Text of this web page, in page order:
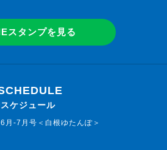
スタンプを見る
ケジュール
月-7月号＜白根ゆたんぽ＞